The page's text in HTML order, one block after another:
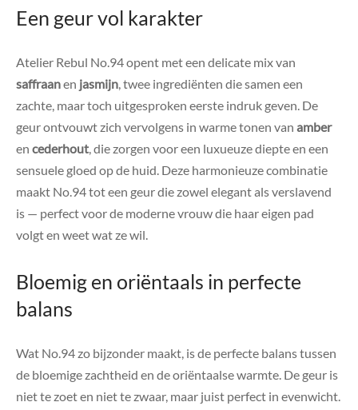
Een geur vol karakter
Atelier Rebul No.94 opent met een delicate mix van
saffraanen jasmijn, twee ingrediënten die samen een
zachte, maar toch uitgesproken eerste indruk geven. De
geur ontvouwt zich vervolgens in warme tonen van amber
en cederhout, die zorgen voor een luxueuze diepte en een
sensuele gloed op de huid. Deze harmonieuze combinatie
maakt No.94 tot een geur die zowel elegant als verslavend
is — perfect voor de moderne vrouw die haar eigen pad
volgt en weet wat ze wil.
Bloemig en oriëntaals in perfecte
balans
Wat No.94 zo bijzonder maakt, is de perfecte balans tussen
de bloemige zachtheid en de oriëntaalse warmte. De geur is
niet te zoet en niet te zwaar, maar juist perfect in evenwicht.